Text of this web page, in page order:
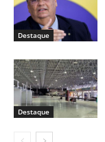
Destaque
Destaque